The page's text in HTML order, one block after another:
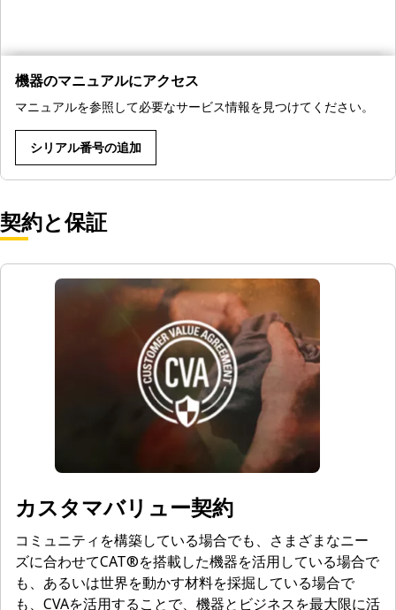
機器のマニュアルにアクセス
マニュアルを参照して必要なサービス情報を見つけてください。
シリアル番号の追加
契約と保証
カスタマバリュー契約
コミュニティを構築している場合でも、さまざまなニー
ズに合わせてCAT®を搭載した機器を活用している場合で
も、あるいは世界を動かす材料を採掘している場合で
も、CVAを活用することで、機器とビジネスを最大限に活